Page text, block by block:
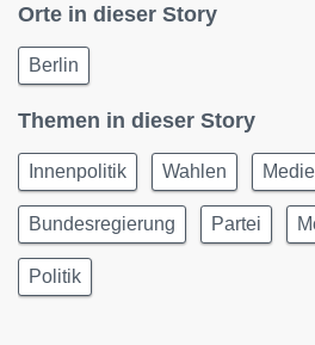
Orte in dieser Story
Berlin
Themen in dieser Story
Innenpolitik Wahlen
Bundesregierung Partei
Politik